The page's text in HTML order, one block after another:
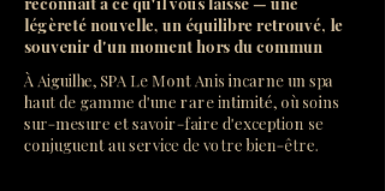
légèreté nouvelle, un équilibre retrouvé, le
souvenir d'un moment hors du commun
À Aiguilhe, SPA Le Mont Anis incarne un spa
haut de gamme d'une rare intimité, où soins
sur-mesure et savoir-faire d'exception se
conjuguent au service de votre bien-être.